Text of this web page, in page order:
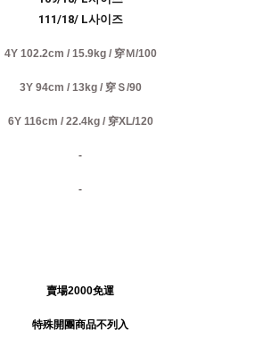
111/18/ L사이즈
4Y 102.2cm / 15.9kg / 穿Ｍ/100
3Y 94cm / 13kg / 穿Ｓ/90
6Y 116cm / 22.4kg / 穿XL/120
-
-
賣場2000免運
特殊開團商品不列入